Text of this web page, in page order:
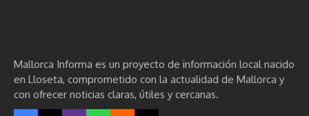
Mallorca Informa es un proyecto de información local nacido
en Lloseta, comprometido con la actualidad de Mallorca y
con ofrecer noticias claras, útiles y cercanas.